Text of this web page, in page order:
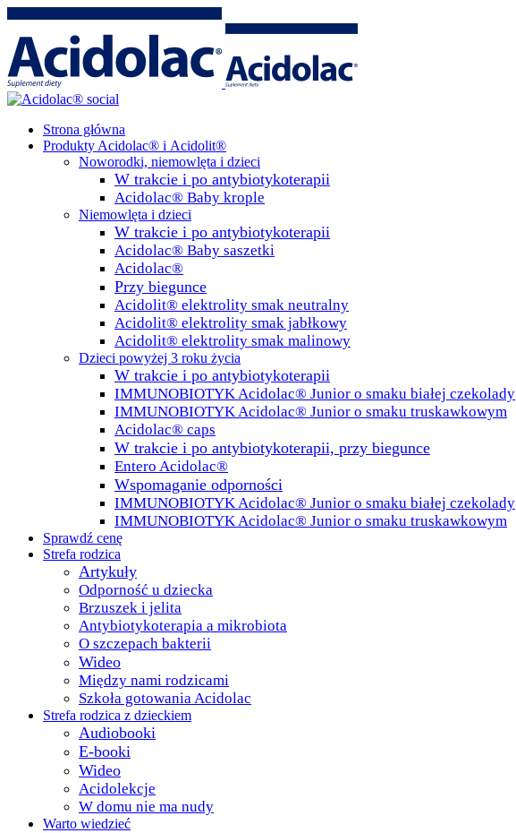
Strona główna
Produkty Acidolac® i Acidolit®
Noworodki, niemowlęta i dzieci
W trakcie i po antybiotykoterapii
Acidolac® Baby krople
Niemowlęta i dzieci
W trakcie i po antybiotykoterapii
Acidolac® Baby saszetki
Acidolac®
Przy biegunce
Acidolit® elektrolity smak neutralny
Acidolit® elektrolity smak jabłkowy
Acidolit® elektrolity smak malinowy
Dzieci powyżej 3 roku życia
W trakcie i po antybiotykoterapii
IMMUNOBIOTYK Acidolac® Junior o smaku białej czekolady
IMMUNOBIOTYK Acidolac® Junior o smaku truskawkowym
Acidolac® caps
W trakcie i po antybiotykoterapii, przy biegunce
Entero Acidolac®
Wspomaganie odporności
IMMUNOBIOTYK Acidolac® Junior o smaku białej czekolady
IMMUNOBIOTYK Acidolac® Junior o smaku truskawkowym
Sprawdź cenę
Strefa rodzica
Artykuły
Odporność u dziecka
Brzuszek i jelita
Antybiotykoterapia a mikrobiota
O szczepach bakterii
Wideo
Między nami rodzicami
Szkoła gotowania Acidolac
Strefa rodzica z dzieckiem
Audiobooki
E-booki
Wideo
Acidolekcje
W domu nie ma nudy
Warto wiedzieć